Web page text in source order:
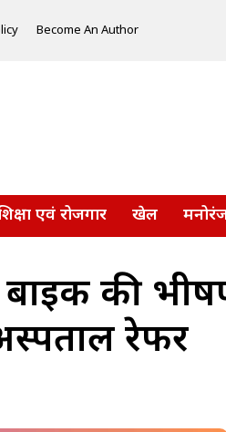
Become An Author
एवं रोजगार खेल
की
रेफर